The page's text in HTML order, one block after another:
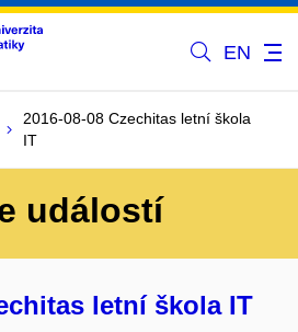
EN
2016-08-08 Czechitas letní škola
IT
událostí
letní škola IT